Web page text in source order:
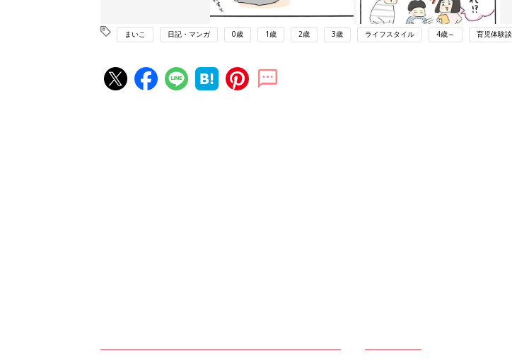
まいこ 日記・マンガ 0歳 1歳 2歳 3歳 ライフスタイル 4歳～ 育児体験談